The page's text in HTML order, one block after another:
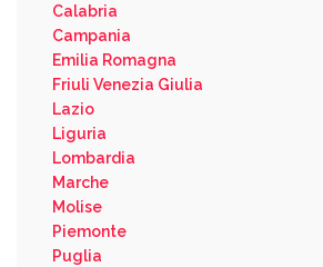
Calabria
Campania
Emilia Romagna
Friuli Venezia Giulia
Lazio
Liguria
Lombardia
Marche
Molise
Piemonte
Puglia